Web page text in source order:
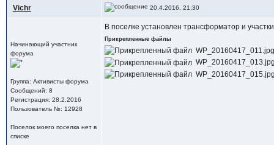
Vichr 20.4.2016, 21:30
Начинающий участник
форума
Группа: Активисты форума
Сообщений: 8
Регистрация: 28.2.2016
Пользователь №: 12928
Поселок моего поселка нет в
списке
В поселке установлен трансформатор и
Прикрепленные файлы